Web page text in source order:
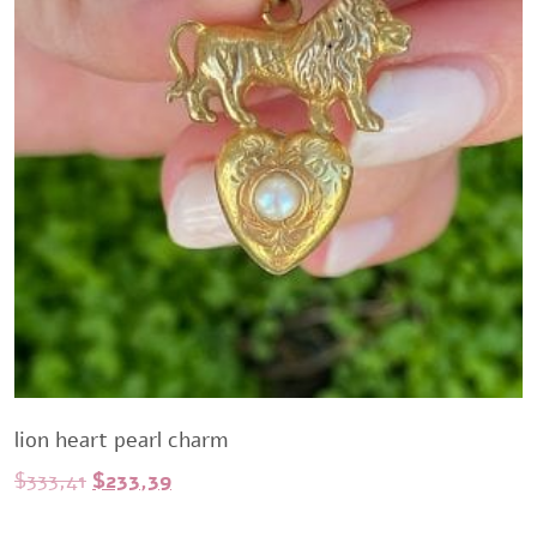
lion heart pearl charm
$333,41 Original
$233,39Current